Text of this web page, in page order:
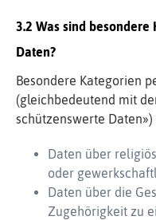
Was sind
Daten?
Besondere Kategorien
(gleichbedeutend mit
schützenswerte Daten»)
Daten über
oder
Daten über die
Zugehörigkeit zu